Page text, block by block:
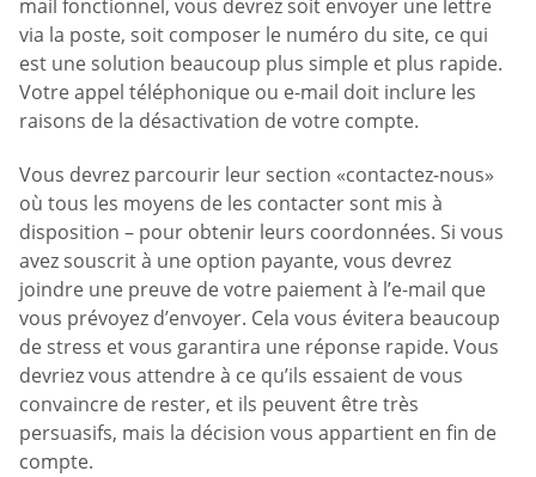
mail fonctionnel, vous devrez soit envoyer une lettre
via la poste, soit composer le numéro du site, ce qui
est une solution beaucoup plus simple et plus rapide.
Votre appel téléphonique ou e-mail doit inclure les
raisons de la désactivation de votre compte.
Vous devrez parcourir leur section «contactez-nous»
où tous les moyens de les contacter sont mis à
disposition – pour obtenir leurs coordonnées. Si vous
avez souscrit à une option payante, vous devrez
joindre une preuve de votre paiement à l’e-mail que
vous prévoyez d’envoyer. Cela vous évitera beaucoup
de stress et vous garantira une réponse rapide. Vous
devriez vous attendre à ce qu’ils essaient de vous
convaincre de rester, et ils peuvent être très
persuasifs, mais la décision vous appartient en fin de
compte.